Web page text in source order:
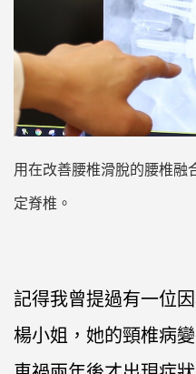
用在改善腰椎滑脫的腰椎融
定脊椎。
記得我曾提過有一位
楊小姐，她的頸椎病